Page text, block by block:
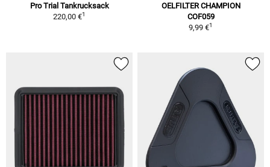
Pro Trial Tankrucksack
220,00 €1
OELFILTER CHAMPION
COF059
9,99 €1